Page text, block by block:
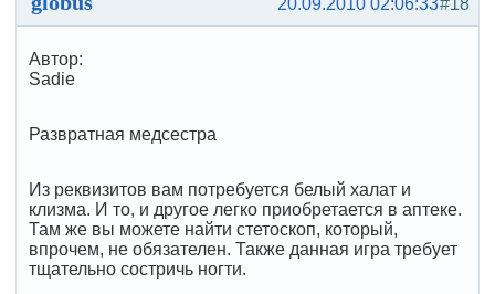
Автор:
Sadie
Развратная медсестра
Из реквизитов вам потребуется белый халат и
клизма. И то, и другое легко приобретается в аптеке.
Там же вы можете найти стетоскоп, который,
впрочем, не обязателен. Также данная игра требует
тщательно состричь ногти.